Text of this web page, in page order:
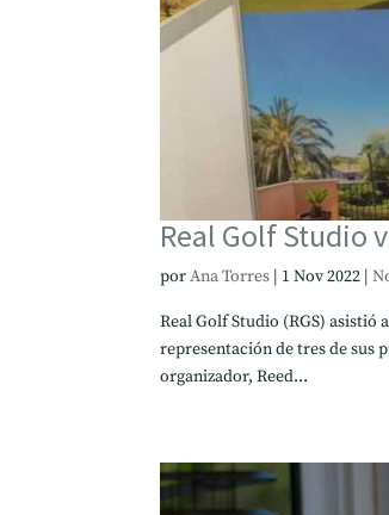
Real Golf Studio
porAna Torres 1 Nov 2022 |
Real Golf Studio (RGS)
representación de tres de sus
organizador, Reed...